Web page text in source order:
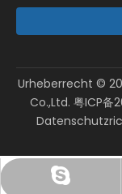
Urheberrecht ©
Co.,Ltd. 粤ICP备